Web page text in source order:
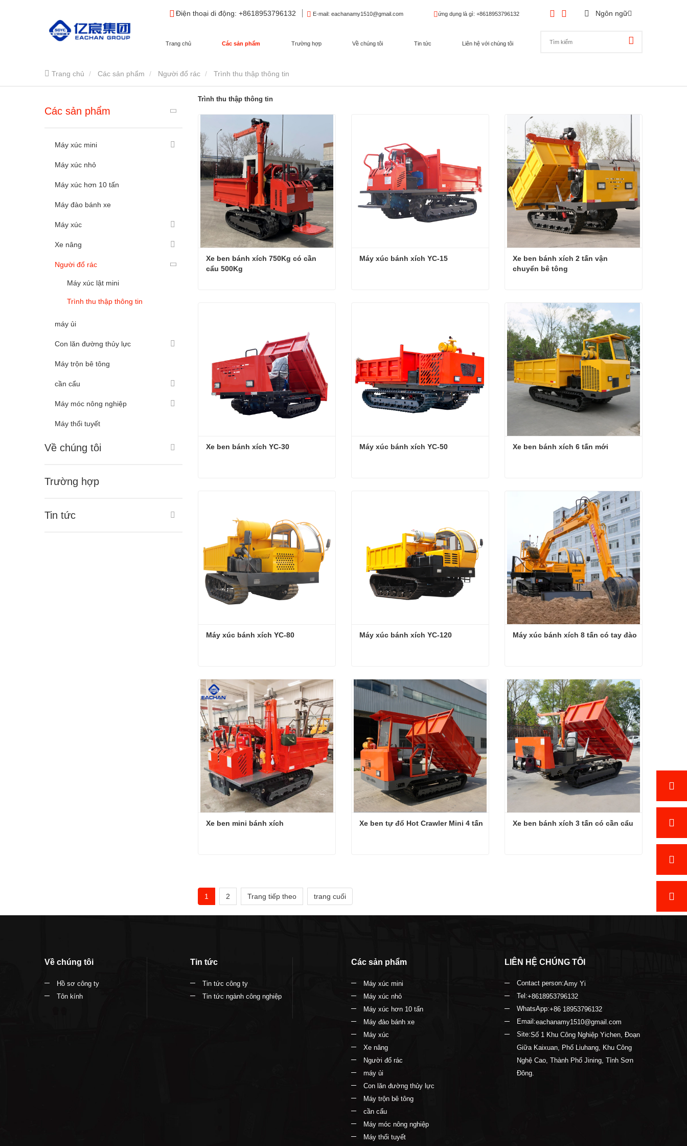
Trang chủ Các sản phẩm Trường hợp Về chúng tôi Tin tức Liên hệ với chúng tôi
Điện thoại di động: +8618953796132 E-mail: eachanamy1510@gmail.com ứng dụng là gì: +8618953796132 Ngôn ngữ
Trang chủ Các sản phẩm Người đổ rác Trình thu thập thông tin
Các sản phẩm
Máy xúc mini
Máy xúc nhỏ
Máy xúc hơn 10 tấn
Máy đào bánh xe
Máy xúc
Xe nâng
Người đổ rác
Máy xúc lật mini
Trình thu thập thông tin
máy ủi
Con lăn đường thủy lực
Máy trộn bê tông
cần cẩu
Máy móc nông nghiệp
Máy thổi tuyết
Về chúng tôi
Trường hợp
Tin tức
Trình thu thập thông tin
Xe ben bánh xích 750Kg có cần
cẩu 500Kg
Máy xúc bánh xích YC-15
Xe ben bánh xích 2 tấn vận
chuyển bê tông
Xe ben bánh xích 2 tấn vận chuyển bê tông
Liên hệ ngay
Xe ben bánh xích YC-30 Máy xúc bánh xích YC-50 Xe ben bánh xích 6 tấn mới
Xe ben bánh xích 6 tấn mới
Máy xúc bánh xích YC-80
Máy xúc bánh xích YC-80
Liên hệ ngay
Máy xúc bánh xích YC-120
Máy xúc bánh xích YC-120
Liên hệ ngay
Máy xúc bánh xích 8 tấn có tay đào
Máy xúc bánh xích 8 tấn có tay đào
Liên hệ ngay
Xe ben mini bánh xích Xe ben tự đổ Hot Crawler Mini 4 tấn Xe ben bánh xích 3 tấn có cần cẩu
1
2 Trang tiếp theo trang cuối
Về chúng tôi
Hồ sơ công ty
Tôn kính
Tin tức
Tin tức công ty
Tin tức ngành công nghiệp
Các sản phẩm
Máy xúc mini
Máy xúc nhỏ
Máy xúc hơn 10 tấn
Máy đào bánh xe
Máy xúc
Xe nâng
Người đổ rác
máy ủi
Con lăn đường thủy lực
Máy trộn bê tông
cần cẩu
Máy móc nông nghiệp
Máy thổi tuyết
LIÊN HỆ CHÚNG TÔI
Contact person:Amy Yi
Tel:+8618953796132
WhatsApp:+86 18953796132
Email:eachanamy1510@gmail.com
Site:Số 1 Khu Công Nghiệp Yichen, Đoạn
Giữa Kaixuan, Phố Liuhang, Khu Công
Nghệ Cao, Thành Phố Jining, Tỉnh Sơn
Đông.